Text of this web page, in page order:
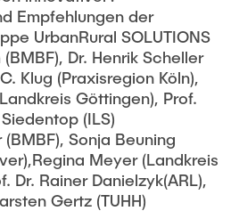
Empfehlungen der
UrbanRural SOLUTIONS
(BMBF), Dr. Henrik Scheller
Klug (Praxisregion Köln),
Göttingen), Prof.
(ILS)
Sonja Beuning
Meyer (Landkreis
Dr. Rainer Danielzyk(ARL),
Gertz (TUHH)